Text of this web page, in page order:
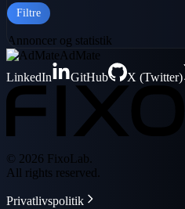
Filtre
Annoncer og statistik
AdMate
LinkedIn
GitHub X (Twitter)
© 2026 FixoLab.
All rights reserved.
Privatlivspolitik